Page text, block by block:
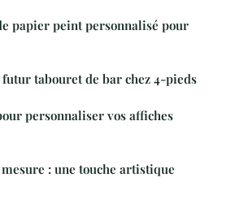
papier peint personnalisé pour
tabouret de bar chez 4-pieds
personnaliser vos affiches
: une touche artistique